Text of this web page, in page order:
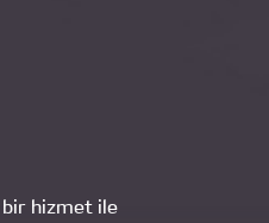
hizmet ile